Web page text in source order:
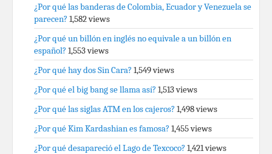
¿Por qué las banderas de Colombia, Ecuador y Venezuela se
parecen? 1,582 views
¿Por qué un billón en inglés no equivale a un billón en
español? 1,553 views
¿Por qué hay dos Sin Cara? 1,549 views
¿Por qué el big bang se llama así? 1,513 views
¿Por qué las siglas ATM en los cajeros? 1,498 views
¿Por qué Kim Kardashian es famosa? 1,455 views
¿Por qué desapareció el Lago de Texcoco? 1,421 views